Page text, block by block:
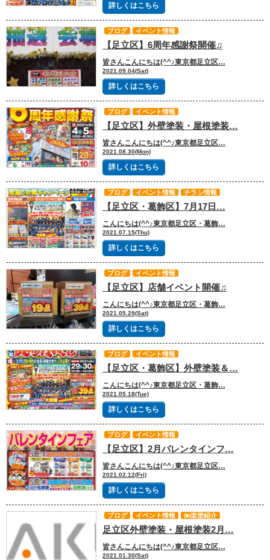
詳しくはこちら
【足立区】6周年感謝祭開催♫
皆さんこんにちは(^^♪東京都足立区…
2021.09.04(Sat)
詳しくはこちら
ブログ イベント情報
【足立区】外壁塗装・屋根塗装…
皆さんこんにちは(^^♪東京都足立区…
2021.08.30(Mon)
詳しくはこちら
ブログ イベント情報
【足立区・葛飾区】7月17日…
こんにちは(^^♪東京都足立区・葛飾…
2021.07.15(Thu)
詳しくはこちら
ブログ イベント情報 チラシ情報
【足立区】店舗イベント開催♫
こんにちは(^^♪東京都足立区・葛飾…
2021.05.29(Sat)
詳しくはこちら
ブログ イベント情報
【足立区・葛飾区】外壁塗装＆…
こんにちは(^^♪東京都足立区・葛飾…
2021.05.18(Tue)
詳しくはこちら
ブログ イベント情報
【足立区】2月バレンタインフ…
皆さんこんにちは(^^♪東京都足立区…
2021.02.12(Fri)
詳しくはこちら
ブログ イベント情報
足立区外壁塗装・屋根塗装2月…
皆さんこんにちは(^^♪東京都足立区…
2021.01.30(Sat)
ブログ イベント情報 ㈱楽塗紹介